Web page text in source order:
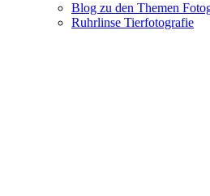
Blog zu den Themen
Ruhrlinse Tierfotografie